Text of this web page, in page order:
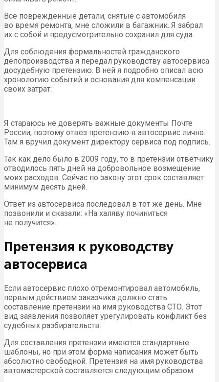
Все поврежденные детали, снятые с автомобиля
во время ремонта, мне сложили в багажник. Я забрал
их с собой и предусмотрительно сохранил для суда.
Для соблюдения формальностей гражданского
делопроизводства я передал руководству автосервиса
досудебную претензию. В ней я подробно описал всю
хронологию событий и основания для компенсации
своих затрат:
Я стараюсь не доверять важные документы Почте
России, поэтому отвез претензию в автосервис лично.
Там я вручил документ директору сервиса под подпись.
Так как дело было в 2009 году, то в претензии ответчику
отводилось пять дней на добровольное возмещение
моих расходов. Сейчас по закону этот срок составляет
минимум десять дней.
Ответ из автосервиса последовал в тот же день. Мне
позвонили и сказали: «На халяву починиться
не получится».
Претензия к руководству
автосервиса
Если автосервис плохо отремонтировал автомобиль,
первым действием заказчика должно стать
составление претензии на имя руководства СТО. Этот
вид заявления позволяет урегулировать конфликт без
судебных разбирательств.
Для составления претензии имеются стандартные
шаблоны, но при этом форма написания может быть
абсолютно свободной. Претензия на имя руководства
автомастерской составляется следующим образом: